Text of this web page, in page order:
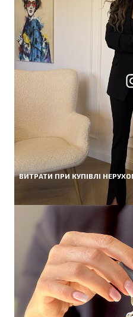
ВИТРАТИ ПРИ КУПІВЛІ